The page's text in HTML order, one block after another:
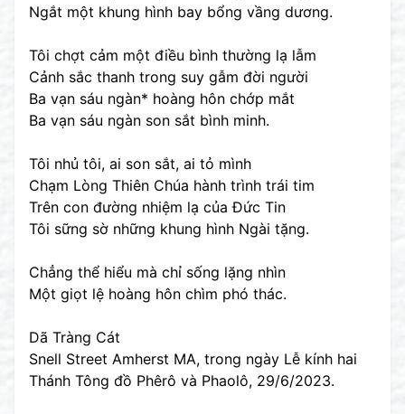
Ngắt một khung hình bay bổng vầng dương.
Tôi chợt cảm một điều bình thường lạ lẫm
Cảnh sắc thanh trong suy gẫm đời người
Ba vạn sáu ngàn* hoàng hôn chớp mắt
Ba vạn sáu ngàn son sắt bình minh.
Tôi nhủ tôi, ai son sắt, ai tỏ mình
Chạm Lòng Thiên Chúa hành trình trái tim
Trên con đường nhiệm lạ của Đức Tin
Tôi sững sờ những khung hình Ngài tặng.
Chẳng thể hiểu mà chỉ sống lặng nhìn
Một giọt lệ hoàng hôn chìm phó thác.
Dã Tràng Cát
Snell Street Amherst MA, trong ngày Lễ kính hai
Thánh Tông đồ Phêrô và Phaolô, 29/6/2023.